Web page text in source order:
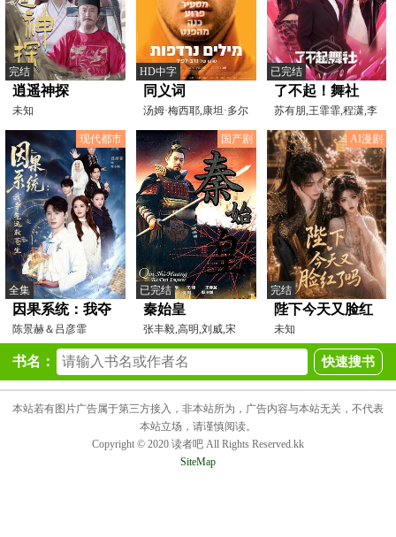
完结
逍遥神探
未知
HD中字
同义词
汤姆·梅西耶,康坦·多尔
迈尔,路易丝·舍维
已完结
了不起！舞社
苏有朋,王霏霏,程潇,李
永钦,赞多
现代都市
全集
因果系统：我夺
气运救苍生
陈景赫＆吕彦霏
国产剧
已完结
秦始皇
张丰毅,高明,刘威,宋
佳,张静初,范冰冰,赵亮
AI漫剧
完结
陛下今天又脸红
了吗
未知
书名：
本站若有图片广告属于第三方接入，非本站所为，广告内容与本站无关，不代表
本站立场，请谨慎阅读。
Copyright © 2020 读者吧 All Rights Reserved.kk
SiteMap